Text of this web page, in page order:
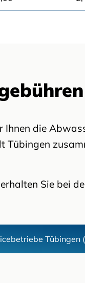
die
Tübingen
Sie bei
Tübingen